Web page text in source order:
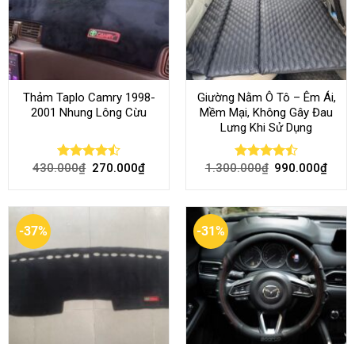
Thảm Taplo Camry 1998-
2001 Nhung Lông Cừu
Rated
430.000₫ 270.000₫
Giường Nằm Ô Tô – Êm Ái,
Mềm Mại, Không Gây Đau
Lưng Khi Sử Dụng
Rated
1.300.000₫ 990.000₫
-37% -31%